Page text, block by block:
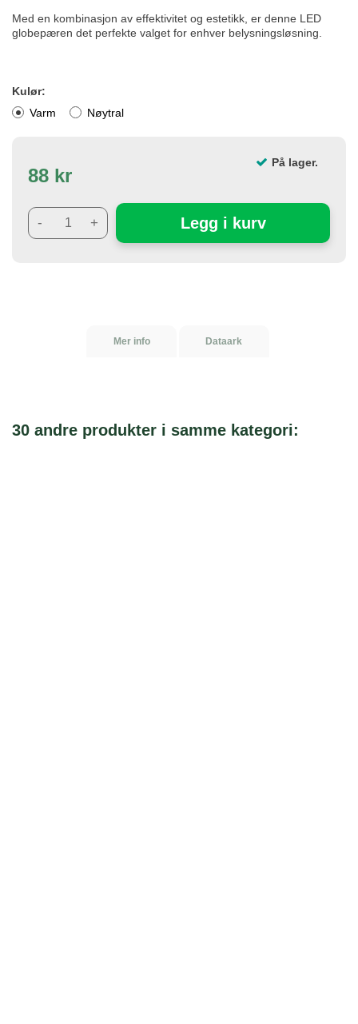
Med en kombinasjon av effektivitet og estetikk, er denne LED
globepæren det perfekte valget for enhver belysningsløsning.
Kulør:
Varm
Nøytral
På lager.
88 kr
- + Legg i kurv
Mer info Dataark
30 andre produkter i samme kategori: